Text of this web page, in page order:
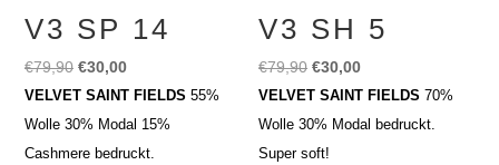
V3 SP 14
€79,90 Ursprünglicher
Preis
war:
€79,90
€30,00Aktueller
Preis
ist:
€30,00.
VELVET SAINT FIELDS 55%
Wolle 30% Modal 15%
Cashmere bedruckt.
V3 SH 5
€79,90 Ursprünglicher
Preis
war:
€79,90
€30,00Aktueller
Preis
ist:
VELVET SAINT FIELDS70%
Wolle 30% Modal bedruckt.
Super soft!